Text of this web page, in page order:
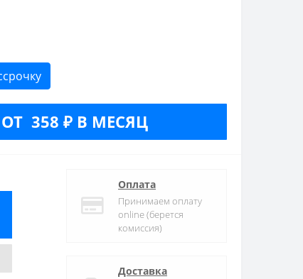
358 ₽ В МЕСЯЦ
Оплата
Принимаем оплату
online (берется
комиссия)
Доставка